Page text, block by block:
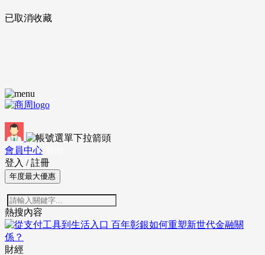
已取消收藏
會員中心
登入 / 註冊
年度最大優惠
熱搜內容
財經